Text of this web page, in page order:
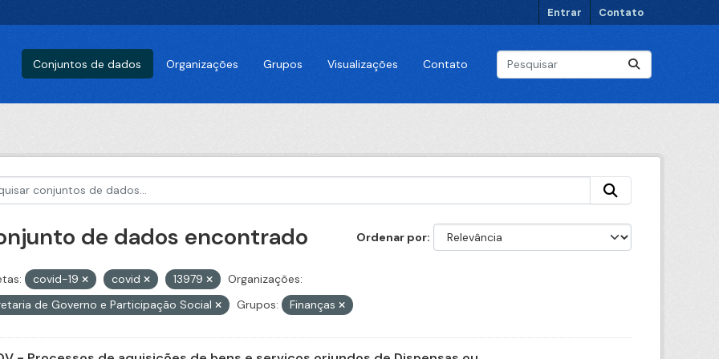
Entrar Contato
Conjuntos de dados Organizações Grupos Visualizações Contato
Ordenar por
de dados encontrado
covid-19 covid 13979
Organizações:
de Governo e Participação Social
Grupos: Finanças